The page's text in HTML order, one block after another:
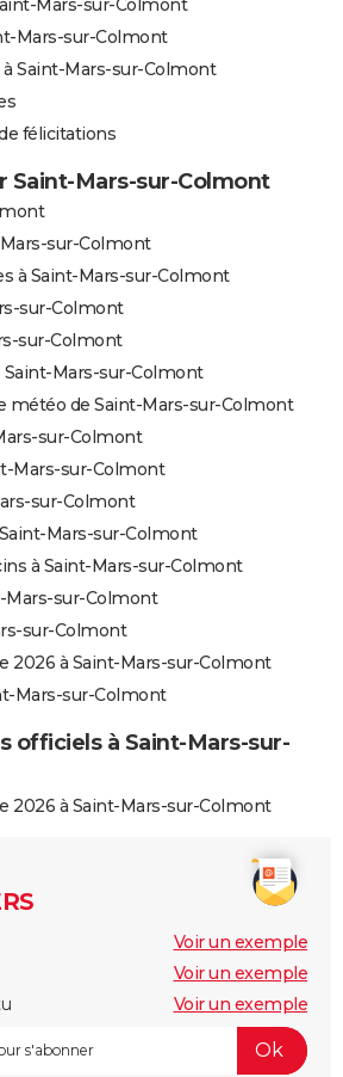
Mars-sur-Colmont
Saint-Mars-sur-Colmont
félicitations
Saint-Mars-sur-Colmont
sur-Colmont
à Saint-Mars-sur-Colmont
sur-Colmont
sur-Colmont
Mars-sur-Colmont
météo de Saint-Mars-sur-Colmont
sur-Colmont
Mars-sur-Colmont
sur-Colmont
Mars-sur-Colmont
à Saint-Mars-sur-Colmont
Mars-sur-Colmont
sur-Colmont
2026 à Saint-Mars-sur-Colmont
Mars-sur-Colmont
officiels à Saint-Mars-sur-
2026 à Saint-Mars-sur-Colmont
Voir un exemple
Voir un exemple
Voir un exemple